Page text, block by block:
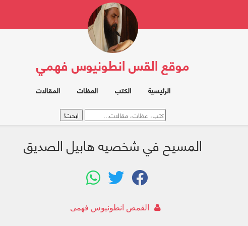
موقع القس انطونيوس فهمي
الرئيسية الكتب العظات المقالات
المسيح في شخصيه هابيل الصديق
القمص انطونيوس فهمى